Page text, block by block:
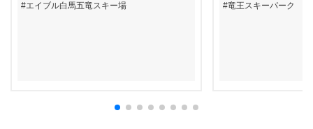
エイブル白馬五竜スキー場 竜王スキーパーク